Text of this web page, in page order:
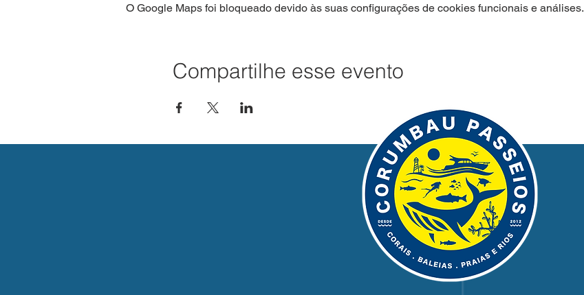
O Google Maps foi bloqueado devido às suas configurações de cookies funcionais e análises.
Compartilhe esse evento